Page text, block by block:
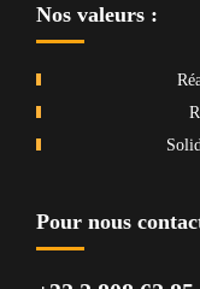
Nos valeurs :
Pour nous